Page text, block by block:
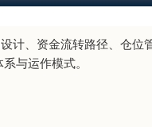
计、资金流转路径、仓
与运作模式。